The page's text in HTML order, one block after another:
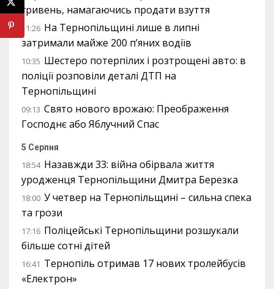
гривень, намагаючись продати взуття
11:26 На Тернопільщині лише в липні
затримали майже 200 п’яних водіїв
10:35 Шестеро потерпілих і розтрощені авто: в
поліції розповіли деталі ДТП на
Тернопільщині
09:13 Свято нового врожаю: Преображення
Господнє або Яблучний Спас
5 Серпня
18:54 Назавжди 33: війна обірвала життя
уродженця Тернопільщини Дмитра Березка
18:00 У четвер на Тернопільщині – сильна спека
та грози
17:16 Поліцейські Тернопільщини розшукали
більше сотні дітей
16:41 Тернопіль отримав 17 нових тролейбусів
«Електрон»